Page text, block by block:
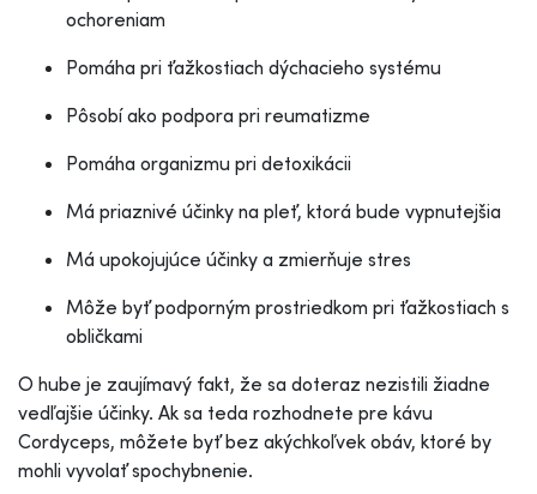
ochoreniam
Pomáha pri ťažkostiach dýchacieho systému
Pôsobí ako podpora pri reumatizme
Pomáha organizmu pri detoxikácii
Má priaznivé účinky na pleť, ktorá bude vypnutejšia
Má upokojujúce účinky a zmierňuje stres
Môže byť podporným prostriedkom pri ťažkostiach s
obličkami
O hube je zaujímavý fakt, že sa doteraz nezistili žiadne
vedľajšie účinky. Ak sa teda rozhodnete pre kávu
Cordyceps, môžete byť bez akýchkoľvek obáv, ktoré by
mohli vyvolať spochybnenie.